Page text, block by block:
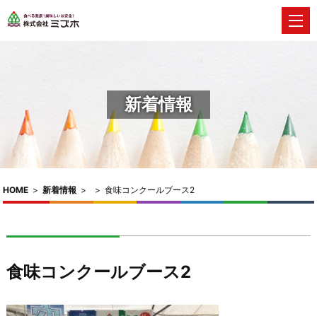
新着情報
HOME > 新着情報 > > 食味コンクールブース2
食味コンクールブース2